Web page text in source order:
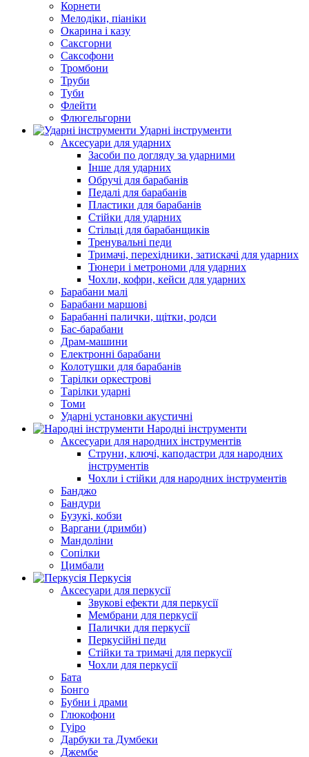
Корнети
Мелодіки, піаніки
Окарина і казу
Саксгорни
Саксофони
Тромбони
Труби
Туби
Флейти
Флюгельгорни
Ударні інструменти
Аксесуари для ударних
Засоби по догляду за ударними
Інше для ударних
Обручі для барабанів
Педалі для барабанів
Пластики для барабанів
Стійки для ударних
Стільці для барабанщиків
Тренувальні педи
Тримачі, перехідники, затискачі для ударних
Тюнери і метрономи для ударних
Чохли, кофри, кейси для ударних
Барабани малі
Барабани маршові
Барабанні палички, щітки, родси
Бас-барабани
Драм-машини
Електронні барабани
Колотушки для барабанів
Тарілки оркестрові
Тарілки ударні
Томи
Ударні установки акустичні
Народні інструменти
Аксесуари для народних інструментів
Струни, ключі, каподастри для народних
інструментів
Чохли і стійки для народних інструментів
Банджо
Бандури
Бузукі, кобзи
Варгани (дримби)
Мандоліни
Сопілки
Цимбали
Перкусія
Аксесуари для перкусії
Звукові ефекти для перкусії
Мембрани для перкусії
Палички для перкусії
Перкусійні педи
Стійки та тримачі для перкусії
Чохли для перкусії
Бата
Бонго
Бубни і драми
Глюкофони
Гуіро
Дарбуки та Думбеки
Джембе